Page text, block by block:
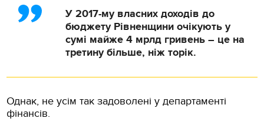
У 2017-му власних доходів до
бюджету Рівненщини очікують у
сумі майже 4 мрлд гривень – це на
третину більше, ніж торік.
Однак, не усім так задоволені у департаменті
фінансів.